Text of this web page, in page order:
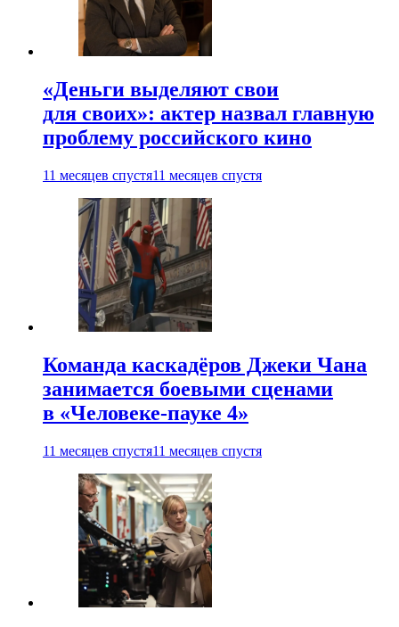
«Деньги выделяют свои
для своих»: актер назвал главную
проблему российского кино
11 месяцев спустя11 месяцев спустя
Команда каскадёров Джеки Чана
занимается боевыми сценами
в «Человеке-пауке 4»
11 месяцев спустя11 месяцев спустя